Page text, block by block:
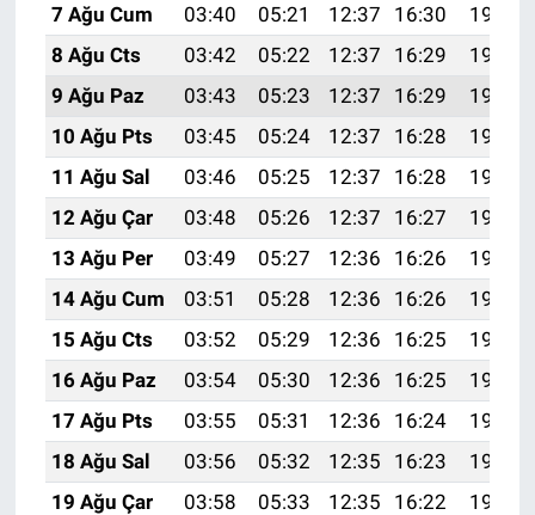
7 Ağu Cum
03:40 05:21 12:37 16:30
19:44
8 Ağu Cts
03:42 05:22 12:37 16:29
19:42
9 Ağu Paz
03:43 05:23 12:37 16:29
19:41
10 Ağu Pts
03:45 05:24 12:37 16:28
19:40
11 Ağu Sal
03:46 05:25 12:37 16:28
19:38
12 Ağu Çar
03:48 05:26 12:37 16:27
19:37
13 Ağu Per
03:49 05:27 12:36 16:26
19:36
14 Ağu Cum
03:51 05:28 12:36 16:26
19:34
15 Ağu Cts
03:52 05:29 12:36 16:25
19:33
16 Ağu Paz
03:54 05:30 12:36 16:25
19:32
17 Ağu Pts
03:55 05:31 12:36 16:24
19:30
18 Ağu Sal
03:56 05:32 12:35 16:23
19:29
19 Ağu Çar
03:58 05:33 12:35 16:22
19:27